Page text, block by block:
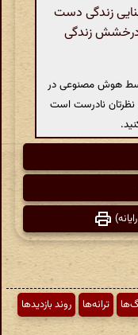
زندگی دست
درخشش زندگی
هوش مصنوعی در
نظرتان نادرست است
ترانه‌ها
روند بازدیدها